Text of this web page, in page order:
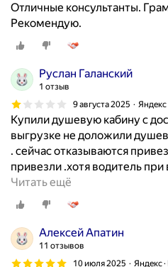
Отличные консультанты.
Рекомендую.
Руслан Галанский
1 отзыв
9 августа 2025
Яндекс
Купили душевую кабину с
выгрузке не доложили
. сейчас отказываются
привезли .хотя водитель при
Читать ещё
Алексей Апатин
11 отзывов
10 июля 2025
Яндекс